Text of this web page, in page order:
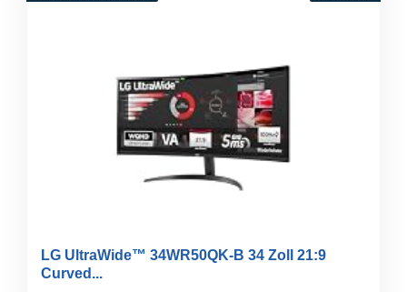
LG UltraWide™ 34WR50QK-B 34 Zoll 21:9
Curved...